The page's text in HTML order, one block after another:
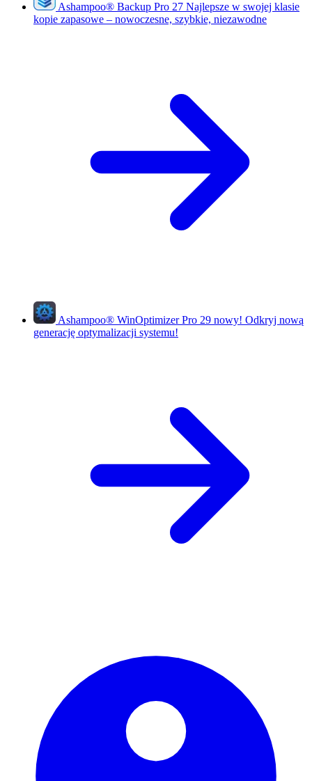
Ashampoo® Backup Pro 27 Najlepsze w swojej klasie
kopie zapasowe – nowoczesne, szybkie, niezawodne
Ashampoo® WinOptimizer Pro 29 nowy! Odkryj nową
generację optymalizacji systemu!